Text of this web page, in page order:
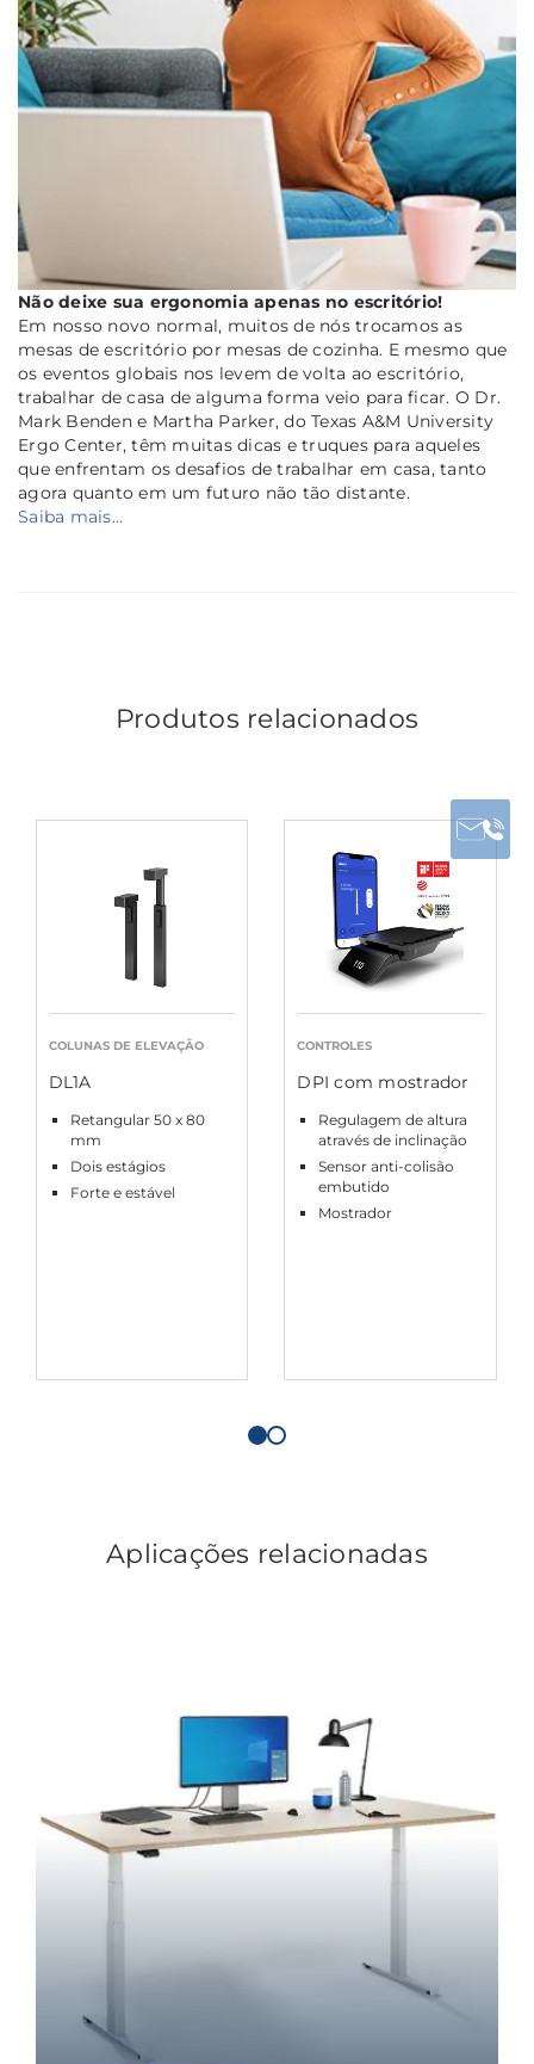
Não deixe sua ergonomia apenas no escritório!
Em nosso novo normal, muitos de nós trocamos as
mesas de escritório por mesas de cozinha. E mesmo que
os eventos globais nos levem de volta ao escritório,
trabalhar de casa de alguma forma veio para ficar. O Dr.
Mark Benden e Martha Parker, do Texas A&M University
Ergo Center, têm muitas dicas e truques para aqueles
que enfrentam os desafios de trabalhar em casa, tanto
agora quanto em um futuro não tão distante.
Saiba mais...
Produtos relacionados
COLUNAS DE ELEVAÇÃO
DL1A
Retangular 50 x 80
mm
Dois estágios
Forte e estável
CONTROLES
DPI com mostrador
Regulagem de altura
através de inclinação
Sensor anti-colisão
embutido
Mostrador
Aplicações relacionadas